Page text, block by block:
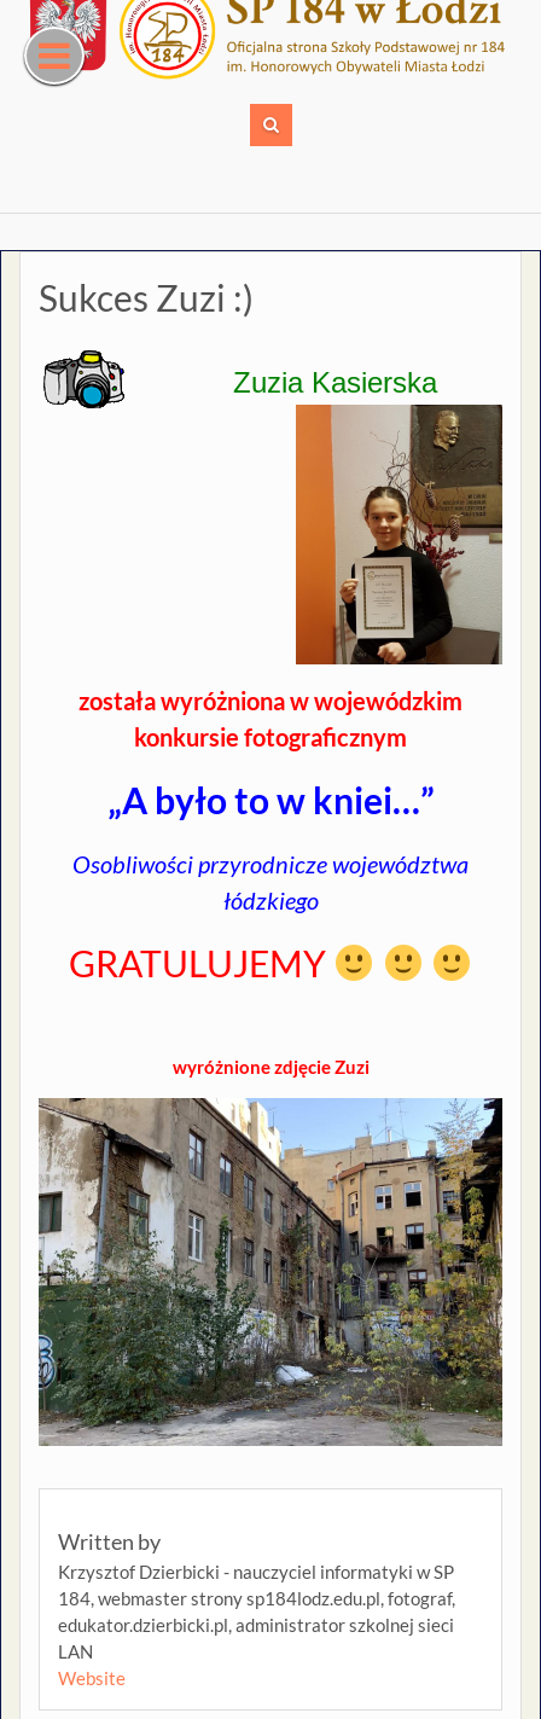
content
Sukces Zuzi :)
Zuzia Kasierska
została wyróżniona w wojewódzkim
konkursie fotograficznym
„A było to w kniei…”
Osobliwości przyrodnicze województwa
łódzkiego
GRATULUJEMY
wyróżnione zdjęcie Zuzi
Written by
Krzysztof Dzierbicki - nauczyciel informatyki w SP
184, webmaster strony sp184lodz.edu.pl, fotograf,
edukator.dzierbicki.pl, administrator szkolnej sieci
LAN
Website